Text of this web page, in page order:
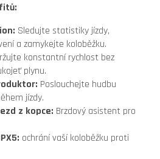
Sledujte statistiky jízdy,
a zamykejte koloběžku.
konstantní rychlost bez
plynu.
Poslouchejte hudbu
jízdy.
z kopce: Brzdový asistent pro
ochrání vaší koloběžku proti